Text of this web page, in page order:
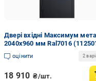
Двері вхідні Максимум
2040х960 мм Ral7016
оцінити 2
18 910 ₴/шт.